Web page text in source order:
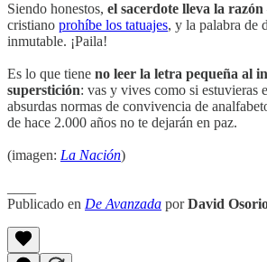
Siendo honestos, el sacerdote lleva la razón
cristiano prohíbe los tatuajes, y la palabra de
inmutable. ¡Paila!
Es lo que tiene no leer la letra pequeña al
superstición: vas y vives como si estuvieras
absurdas normas de convivencia de
de hace 2.000 años no te dejarán en paz.
(imagen: La Nación)
Publicado en De Avanzada porDavid